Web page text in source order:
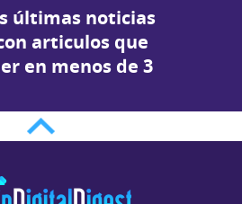
últimas noticias
articulos que
en menos de 3